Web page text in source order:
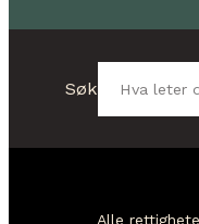
Søk
Alle